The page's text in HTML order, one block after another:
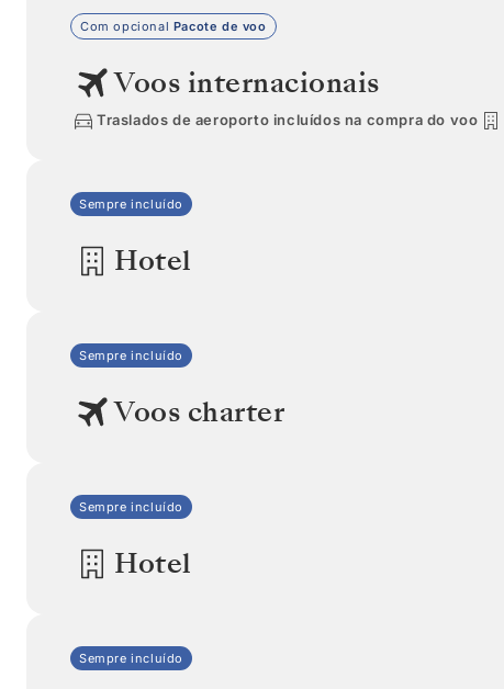
Com opcional Pacote de voo
Voos internacionais
Traslados de aeroporto incluídos na compra do voo
Sempre incluído
Hotel
Sempre incluído
Voos charter
Sempre incluído
Hotel
Sempre incluído